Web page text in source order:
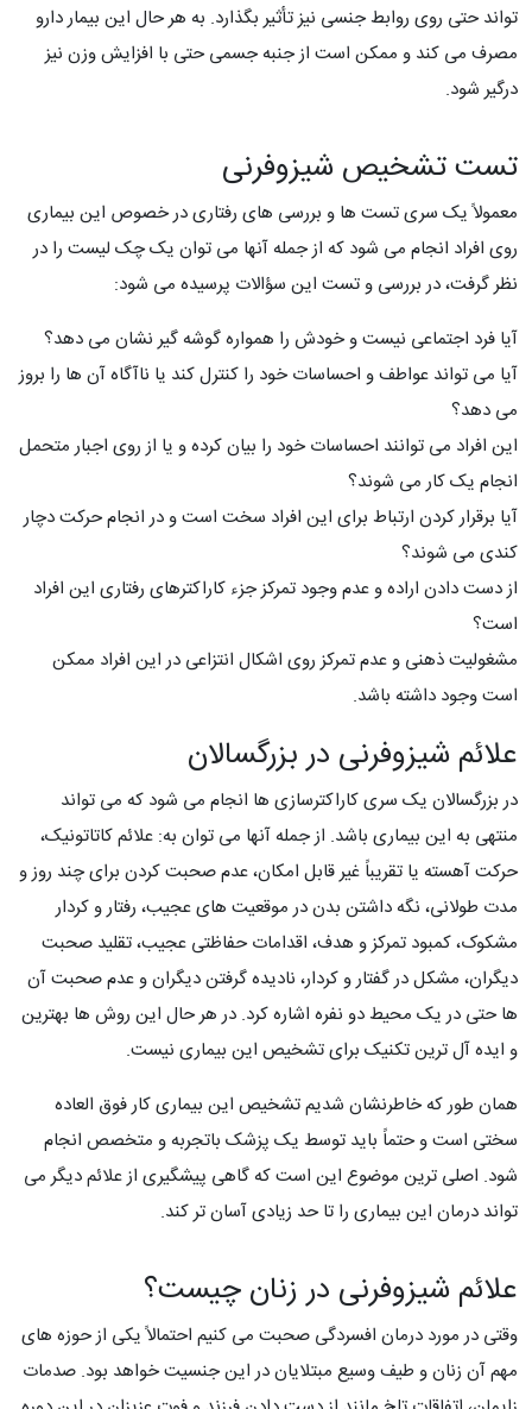
تواند حتی روی روابط جنسی نیز تأثیر بگذارد. به هر حال این بیمار دارو
مصرف می کند و ممکن است از جنبه جسمی حتی با افزایش وزن نیز
درگیر شود.
تست تشخیص شیزوفرنی
معمولاً یک سری تست ها و بررسی های رفتاری در خصوص این بیماری
روی افراد انجام می شود که از جمله آنها می توان یک چک لیست را در
نظر گرفت، در بررسی و تست این سؤالات پرسیده می شود:
آیا فرد اجتماعی نیست و خودش را همواره گوشه گیر نشان می دهد؟
آیا می تواند عواطف و احساسات خود را کنترل کند یا ناآگاه آن ها را بروز
می دهد؟
این افراد می توانند احساسات خود را بیان کرده و یا از روی اجبار متحمل
انجام یک کار می شوند؟
آیا برقرار کردن ارتباط برای این افراد سخت است و در انجام حرکت دچار
کندی می شوند؟
از دست دادن اراده و عدم وجود تمرکز جزء کاراکترهای رفتاری این افراد
است؟
مشغولیت ذهنی و عدم تمرکز روی اشکال انتزاعی در این افراد ممکن
است وجود داشته باشد.
علائم شیزوفرنی در بزرگسالان
در بزرگسالان یک سری کاراکترسازی ها انجام می شود که می تواند
منتهی به این بیماری باشد. از جمله آنها می توان به: علائم کاتاتونیک،
حرکت آهسته یا تقریباً غیر قابل امکان، عدم صحبت کردن برای چند روز و
مدت طولانی، نگه داشتن بدن در موقعیت های عجیب، رفتار و کردار
مشکوک، کمبود تمرکز و هدف، اقدامات حفاظتی عجیب، تقلید صحبت
دیگران، مشکل در گفتار و کردار، نادیده گرفتن دیگران و عدم صحبت آن
ها حتی در یک محیط دو نفره اشاره کرد. در هر حال این روش ها بهترین
و ایده آل ترین تکنیک برای تشخیص این بیماری نیست.
همان طور که خاطرنشان شدیم تشخیص این بیماری کار فوق العاده
سختی است و حتماً باید توسط یک پزشک باتجربه و متخصص انجام
شود. اصلی ترین موضوع این است که گاهی پیشگیری از علائم دیگر می
تواند درمان این بیماری را تا حد زیادی آسان تر کند.
علائم شیزوفرنی در زنان چیست؟
وقتی در مورد درمان افسردگی صحبت می کنیم احتمالاً یکی از حوزه های
مهم آن زنان و طیف وسیع مبتلایان در این جنسیت خواهد بود. صدمات